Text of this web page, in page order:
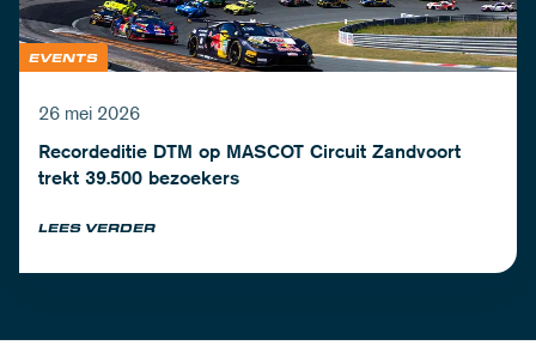
EVENTS
26 mei 2026
Recordeditie DTM op MASCOT Circuit Zandvoort
trekt 39.500 bezoekers
LEES VERDER